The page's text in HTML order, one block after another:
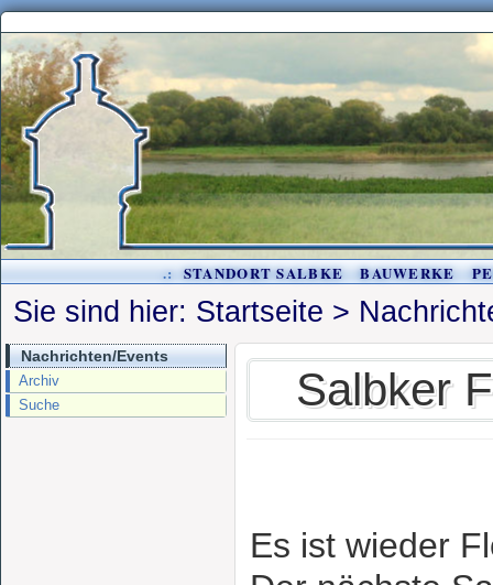
.: STANDORT SALBKE BAUWERKE
Sie sind hier: Startseite >
Nachrichten/Events
Archiv
Suche
Salbker
Es ist wieder